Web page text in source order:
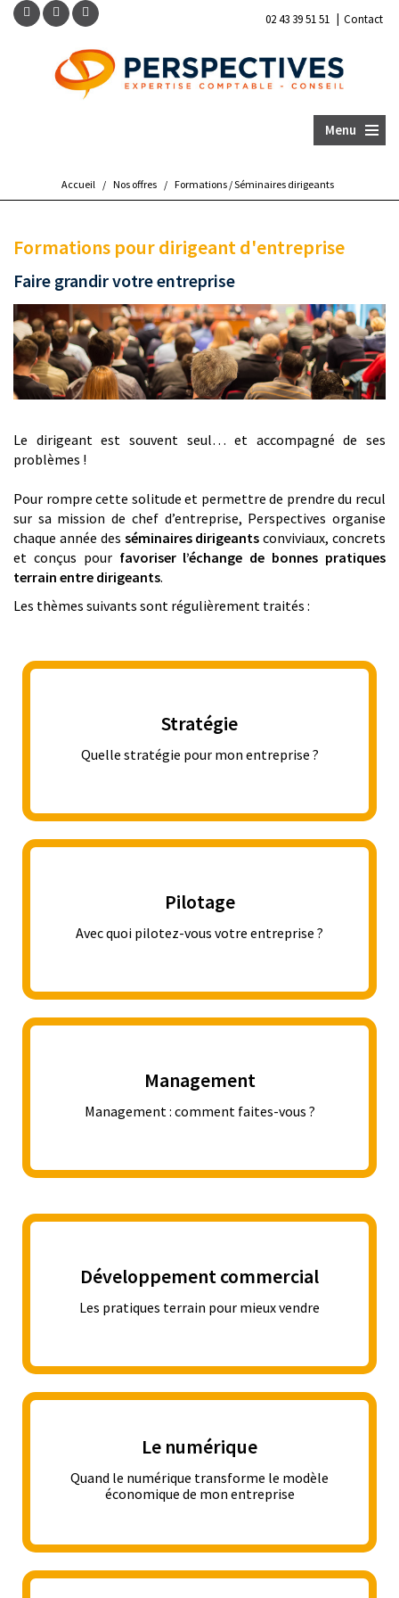
02 43 39 51 51 | Contact
Menu
Accueil / Nos offres / Formations / Séminaires dirigeants
Formations pour dirigeant d'entreprise
Faire grandir votre entreprise
Le dirigeant est souvent seul… et accompagné de ses
problèmes !
Pour rompre cette solitude et permettre de prendre du recul
sur sa mission de chef d’entreprise, Perspectives organise
chaque année des séminaires dirigeants conviviaux, concrets
et conçus pour favoriser l’échange de bonnes pratiques
terrain entre dirigeants.
Les thèmes suivants sont régulièrement traités :
Stratégie
Quelle stratégie pour mon entreprise ?
Pilotage
Avec quoi pilotez-vous votre entreprise ?
Management
Management : comment faites-vous ?
Développement commercial
Les pratiques terrain pour mieux vendre
Le numérique
Quand le numérique transforme le modèle
économique de mon entreprise